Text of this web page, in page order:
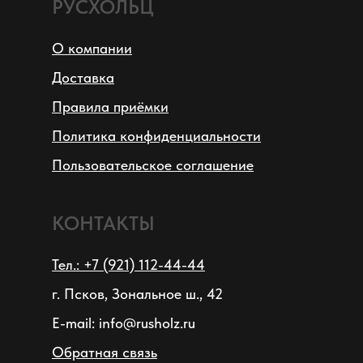
РУСХОЛЬЦ
О компании
Доставка
Правила приёмки
Политика конфиденциальности
Пользовательское соглашение
КОНТАКТЫ
Тел.: +7 (921) 112-44-44
г. Псков, Зональное ш., 42
E-mail: info@rusholz.ru
Обратная связь